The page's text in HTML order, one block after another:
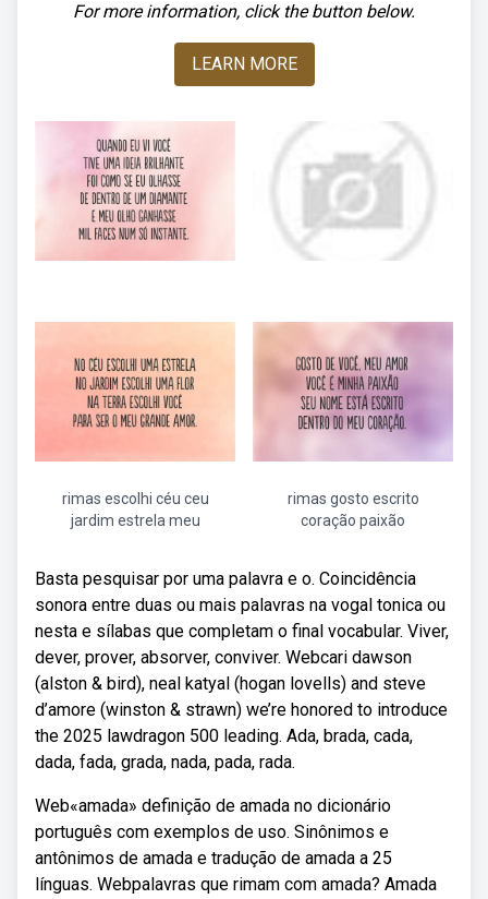
For more information, click the button below.
LEARN MORE
rimas escolhi céu ceu
jardim estrela meu
rimas gosto escrito
coração paixão
Basta pesquisar por uma palavra e o. Coincidência
sonora entre duas ou mais palavras na vogal tonica ou
nesta e sílabas que completam o final vocabular. Viver,
dever, prover, absorver, conviver. Webcari dawson
(alston & bird), neal katyal (hogan lovells) and steve
d’amore (winston & strawn) we’re honored to introduce
the 2025 lawdragon 500 leading. Ada, brada, cada,
dada, fada, grada, nada, pada, rada.
Web«amada» definição de amada no dicionário
português com exemplos de uso. Sinônimos e
antônimos de amada e tradução de amada a 25
línguas. Webpalavras que rimam com amada? Amada